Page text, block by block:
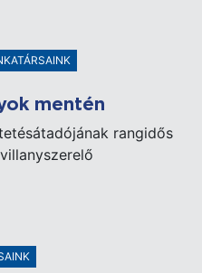
mentén
rangidős